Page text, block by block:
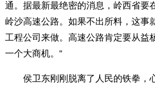
通。据最新最绝密的消息，岭西省要
岭沙高速公路。如果不出所料，这事
工程公司来做。高速公路肯定要从益
一个大商机。”
侯卫东刚刚脱离了人民的铁拳，